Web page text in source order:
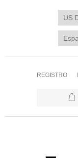
REGISTRO